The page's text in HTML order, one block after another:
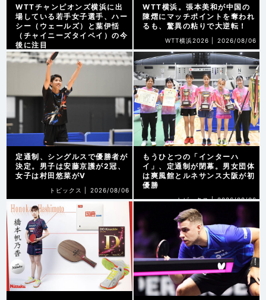
WTTチャンピオンズ横浜に出
場している若手女子選手、ハー
シー（ウェールズ）と葉伊恬
（チャイニーズタイペイ）の今
後に注目
WTT横浜2026 | 2026/08/07
WTT横浜。張本美和が中国の
陳熠にマッチポイントを奪われ
るも、驚異の粘りで大逆転！
WTT横浜2026 | 2026/08/06
定通制、シングルスで優勝者が
決定。男子は安藤京護が2冠、
女子は村田悠菜がV
トピックス | 2026/08/06
もうひとつの「インターハ
イ」、定通制が閉幕。男女団体
は爽風館とルネサンス大阪が初
優勝
トピックス | 2026/08/06